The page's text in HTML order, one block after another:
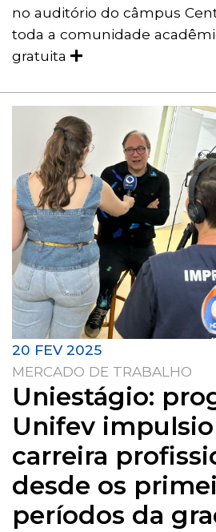
no auditório do câmpus
toda a comunidade
gratuita
20 FEV 2025
MERCADO DE TRABALHO
Uniestágio:
Unifev
carreira
desde os
períodos da